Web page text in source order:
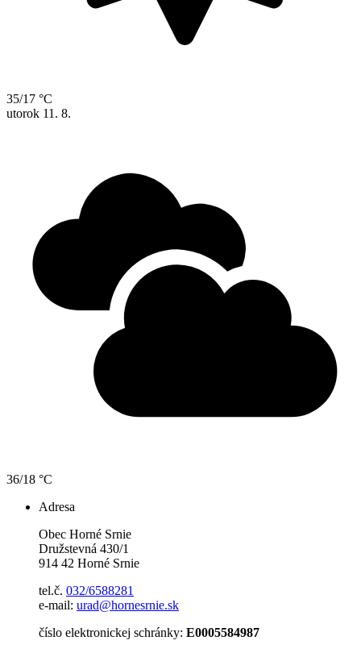
35/17 °C
utorok 11. 8.
36/18 °C
Adresa
Obec Horné Srnie
Družstevná 430/1
914 42 Horné Srnie
tel.č. 032/6588281
e-mail: urad@hornesrnie.sk
číslo elektronickej schránky: E0005584987